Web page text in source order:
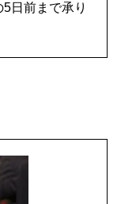
日前まで承り